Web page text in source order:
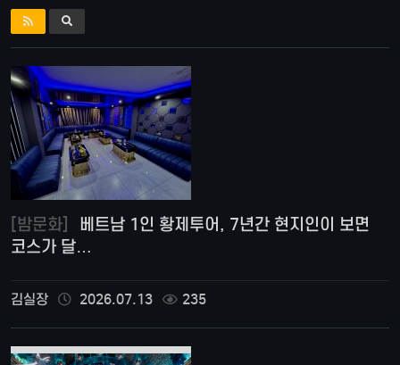
[밤문화]
코스가 달…
김실장 2026.07.13 235